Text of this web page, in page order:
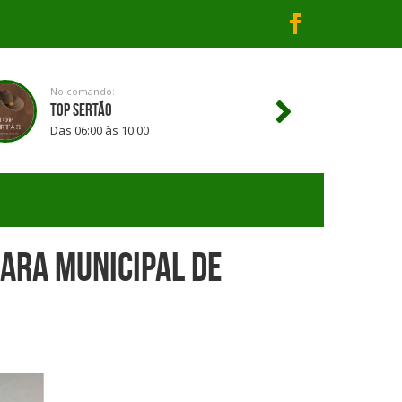
No comando:
TOP SERTÃO
Das 06:00 às 10:00
Municipal de